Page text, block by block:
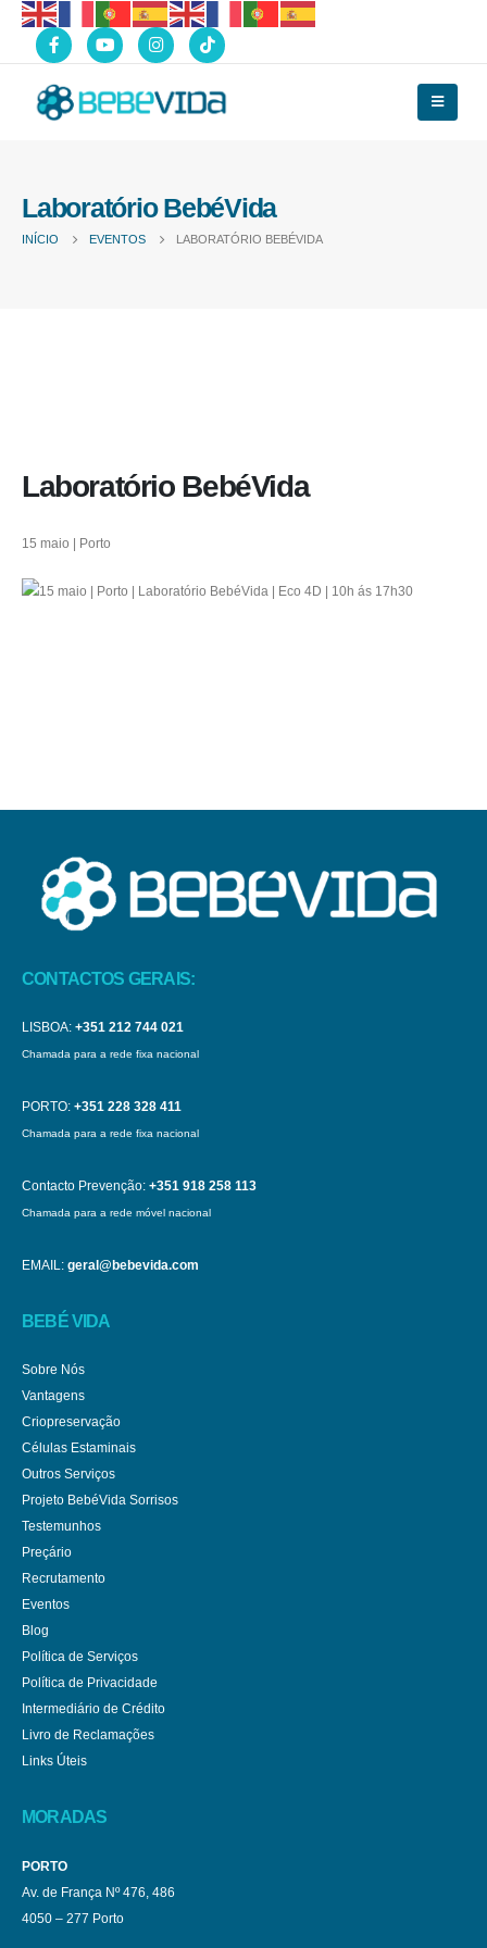
Laboratório BebéVida
INÍCIO EVENTOS LABORATÓRIO BEBÉVIDA
Laboratório BebéVida
15 maio | Porto
CONTACTOS GERAIS:
LISBOA: +351 212 744 021
Chamada para a rede fixa nacional
PORTO: +351 228 328 411
Chamada para a rede fixa nacional
Contacto Prevenção: +351 918 258 113
Chamada para a rede móvel nacional
EMAIL: geral@bebevida.com
BEBÉ VIDA
Sobre Nós
Vantagens
Criopreservação
Células Estaminais
Outros Serviços
Projeto BebéVida Sorrisos
Testemunhos
Preçário
Recrutamento
Eventos
Blog
Política de Serviços
Política de Privacidade
Intermediário de Crédito
Livro de Reclamações
Links Úteis
MORADAS
PORTO
Av. de França Nº 476, 486
4050 – 277 Porto